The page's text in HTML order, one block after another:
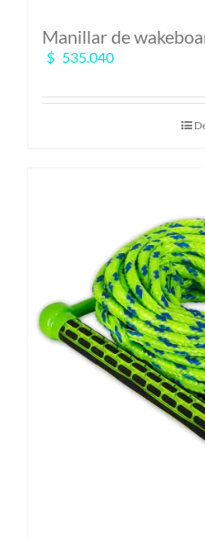
Manillar de
$ 535.040